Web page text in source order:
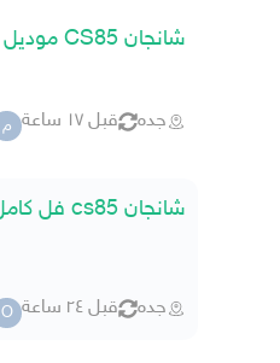
شانجان CS85 موديل 2023 فل كامل
جده قبل ١٧ ساعة م
شانجان cs85 فل كامل
جده قبل ٢٤ ساعة O